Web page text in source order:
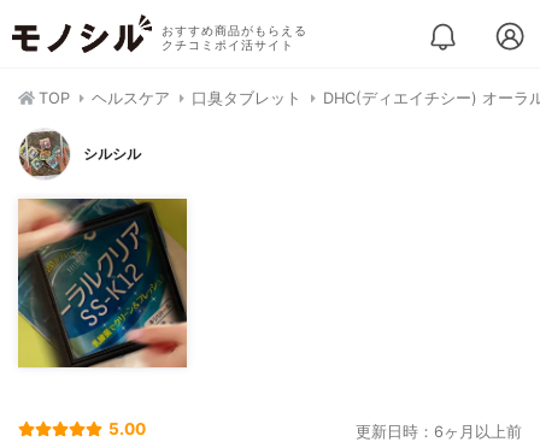
おすすめ商品がもらえる
クチコミポイ活サイト
TOP ヘルスケア 口臭タブレット DHC(ディエイチシー) オーラ
シルシル
5.00 更新日時：6ヶ月以上前